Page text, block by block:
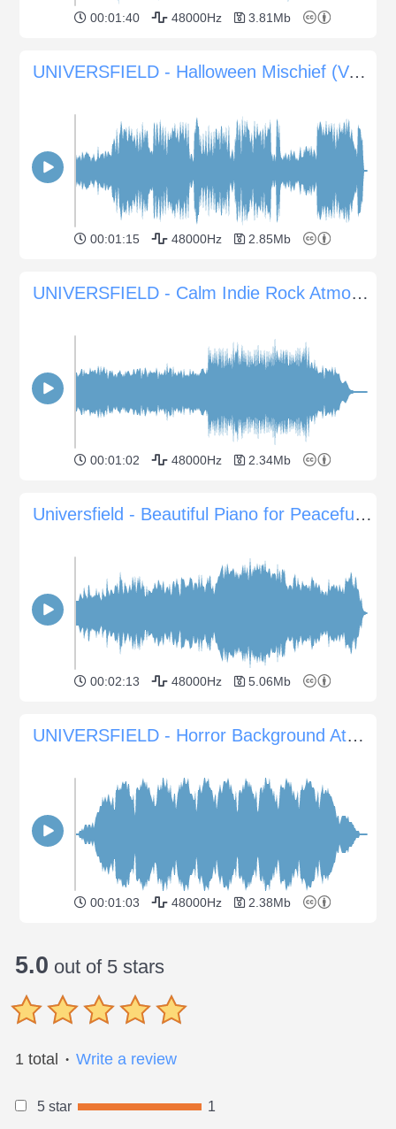
00:01:40 48000Hz 3.81Mb
UNIVERSFIELD - Halloween Mischief (Verspielte Musik für Halloween-Feiern)
00:01:15 48000Hz 2.85Mb
UNIVERSFIELD - Calm Indie Rock Atmosphere
00:01:02 48000Hz 2.34Mb
Universfield - Beautiful Piano for Peaceful Moments
00:02:13 48000Hz 5.06Mb
UNIVERSFIELD - Horror Background Atmosphere #9
00:01:03 48000Hz 2.38Mb
5.0 out of 5 stars
1 total ● Write a review
5 star 1